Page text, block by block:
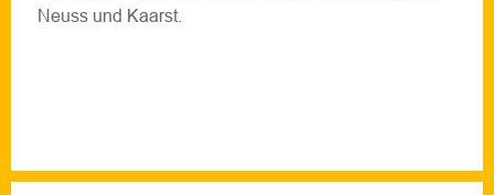
Neuss und Kaarst.